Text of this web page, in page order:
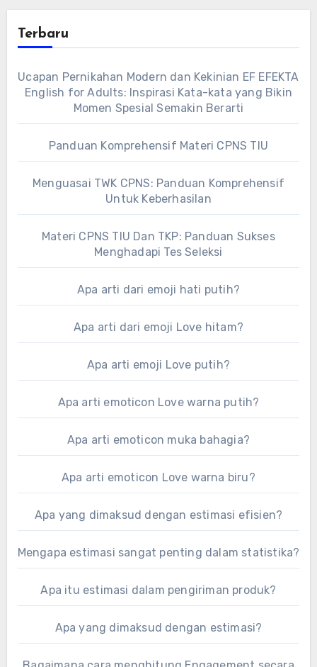
Terbaru
Ucapan Pernikahan Modern dan Kekinian EF EFEKTA
English for Adults: Inspirasi Kata-kata yang Bikin
Momen Spesial Semakin Berarti
Panduan Komprehensif Materi CPNS TIU
Menguasai TWK CPNS: Panduan Komprehensif
Untuk Keberhasilan
Materi CPNS TIU Dan TKP: Panduan Sukses
Menghadapi Tes Seleksi
Apa arti dari emoji hati putih?
Apa arti dari emoji Love hitam?
Apa arti emoji Love putih?
Apa arti emoticon Love warna putih?
Apa arti emoticon muka bahagia?
Apa arti emoticon Love warna biru?
Apa yang dimaksud dengan estimasi efisien?
Mengapa estimasi sangat penting dalam statistika?
Apa itu estimasi dalam pengiriman produk?
Apa yang dimaksud dengan estimasi?